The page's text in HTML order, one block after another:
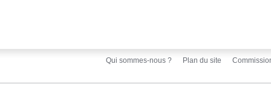
Qui sommes-nous ? Plan du site